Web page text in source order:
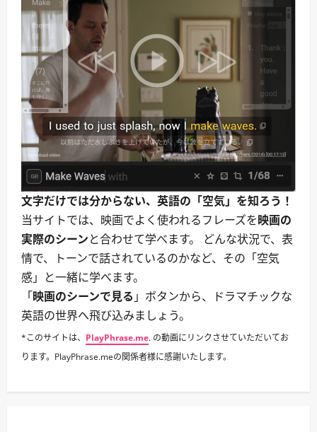
文字だけでは分からない、英語の「空気」を知ろう！
当サイトでは、映画でよく使われるフレーズを映画の
実際のシーンと合わせて学べます。 どんな状況で、表
情で、トーンで話されているのかなど、その「空気
感」と一緒に学べます。
「映画のシーンで見る 」ボタンから、ドラマチックな
英語の世界へ飛び込みましょう。
*このサイトは、 PlayPhrase.me. の動画にリンクさせていただいてお
ります。PlayPhrase.meの関係者様に感謝いたします。